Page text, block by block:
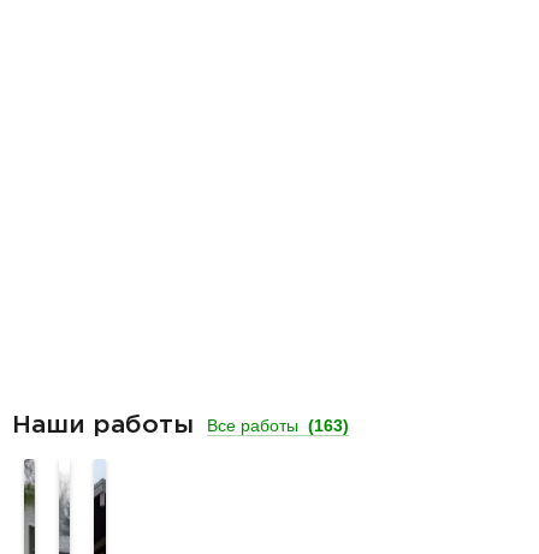
Наши работы Все работы (163)